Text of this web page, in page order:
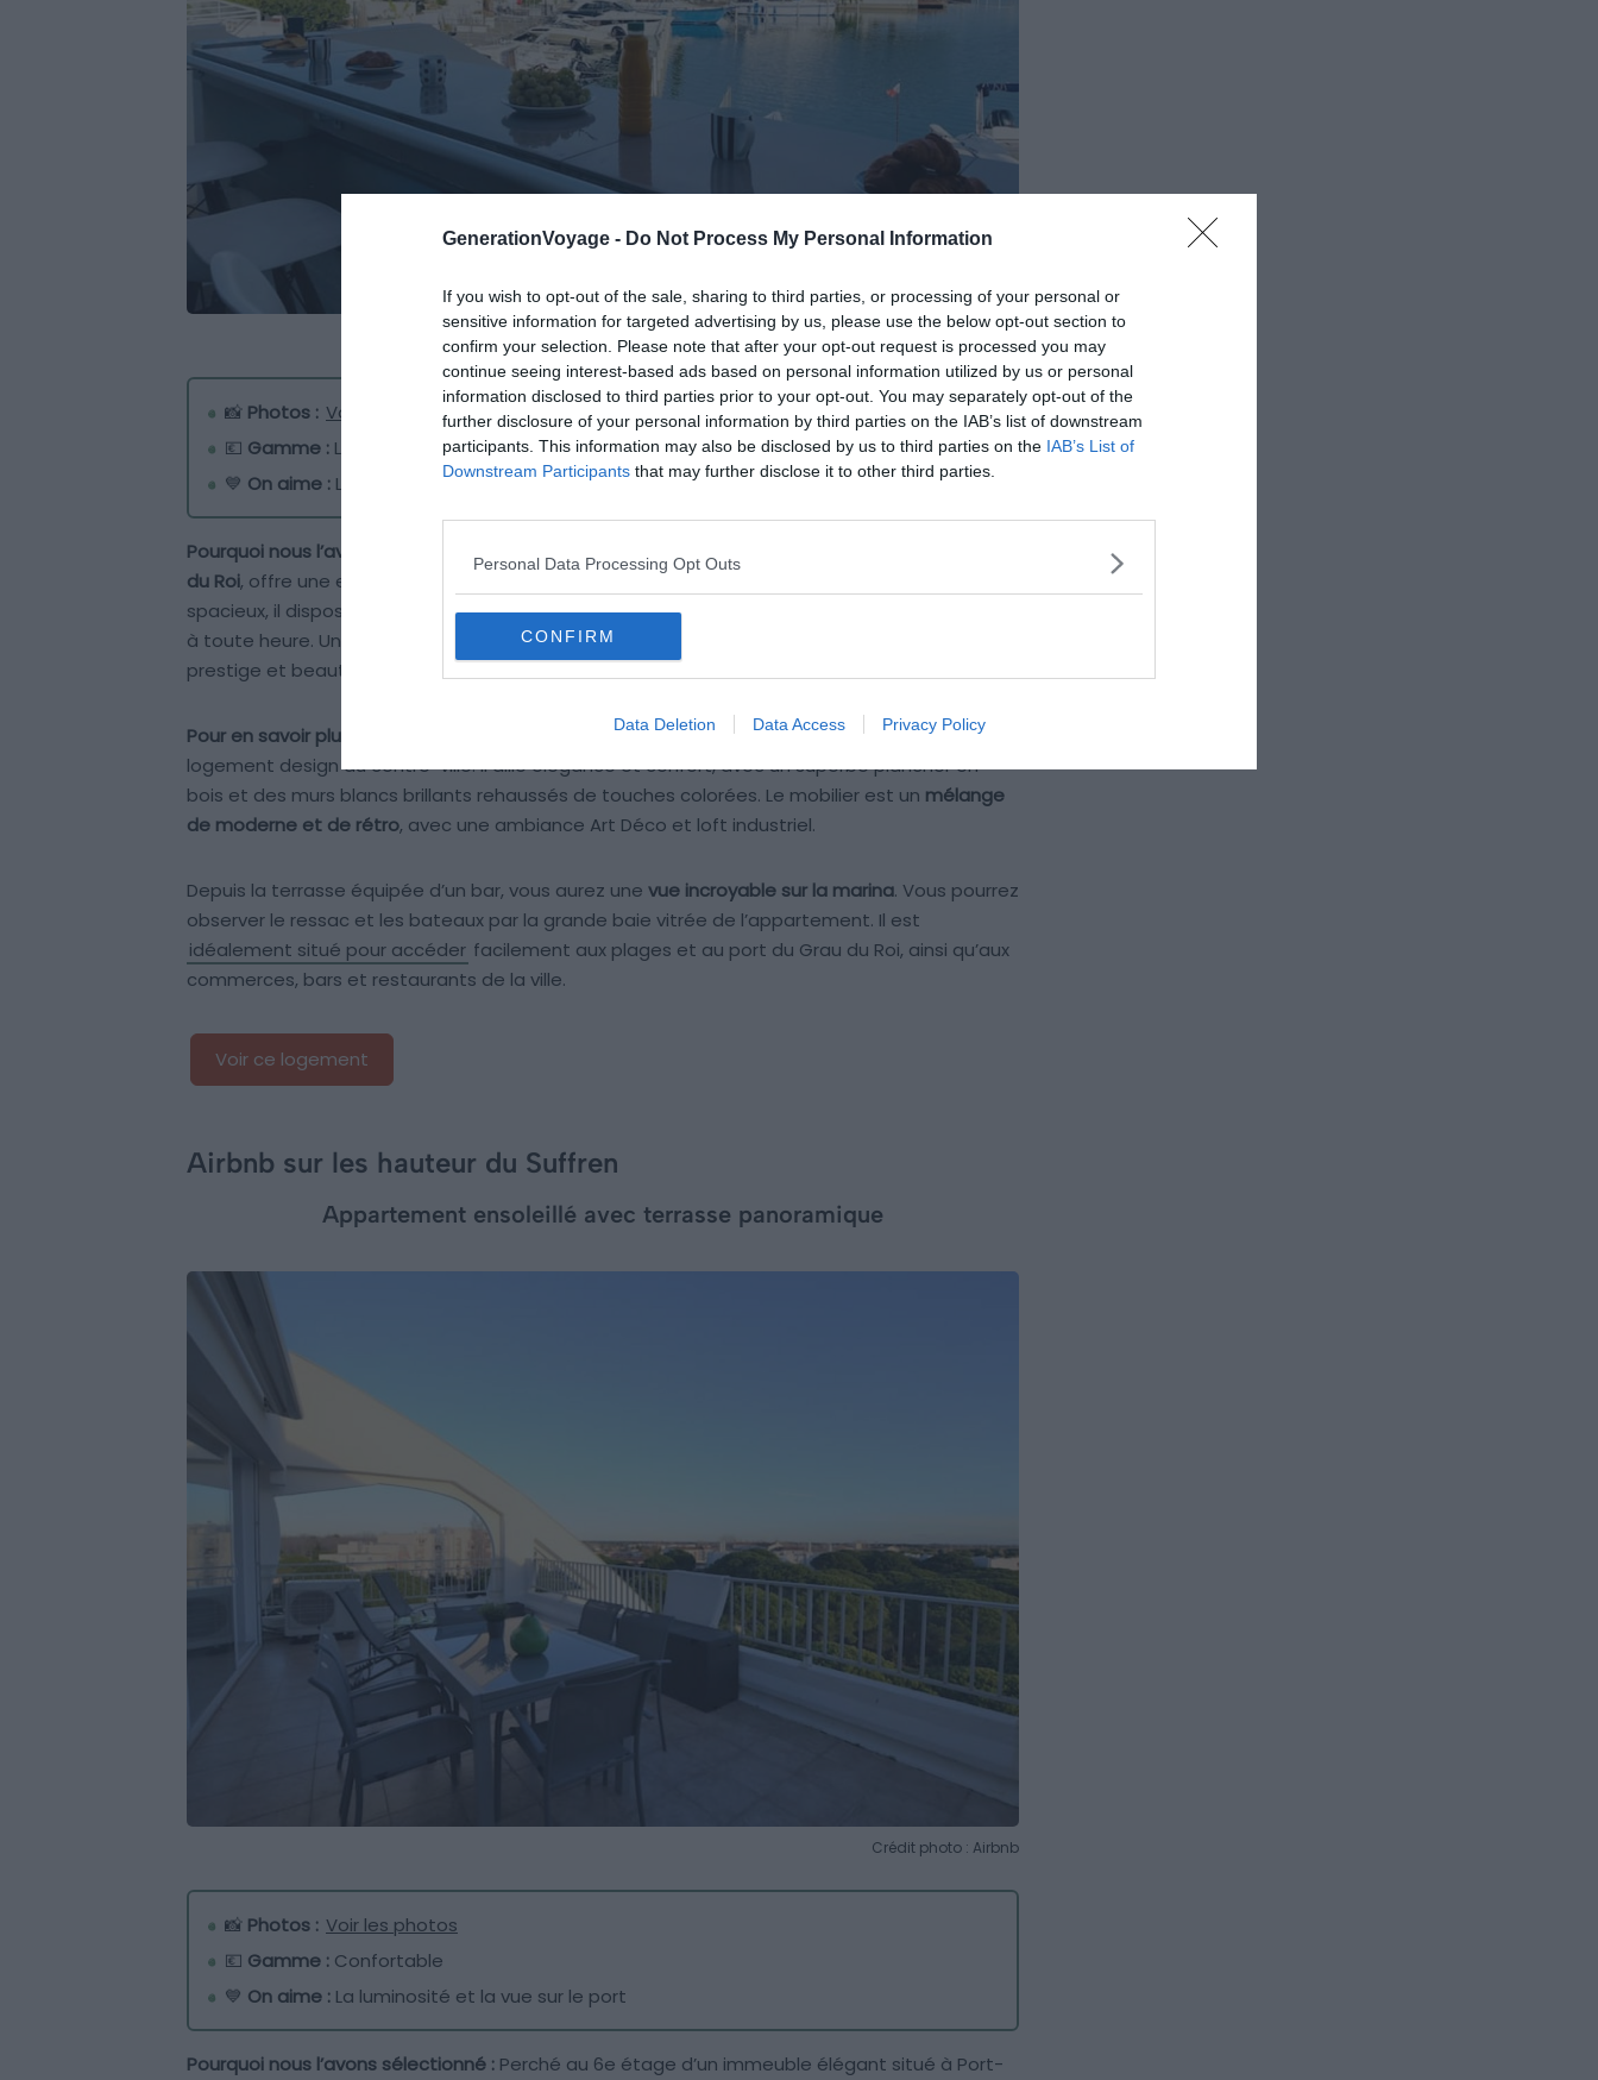
GenerationVoyage - Do Not Process My Personal Information
If you wish to opt-out of the sale, sharing to third parties, or processing of your personal or
sensitive information for targeted advertising by us, please use the below opt-out section to
confirm your selection. Please note that after your opt-out request is processed you may
continue seeing interest-based ads based on personal information utilized by us or personal
information disclosed to third parties prior to your opt-out. You may separately opt-out of the
further disclosure of your personal information by third parties on the IAB’s list of downstream
participants. This information may also be disclosed by us to third parties on the IAB’s List of
Downstream Participants that may further disclose it to other third parties.
Personal Data Processing Opt Outs
CONFIRM
Data Deletion Data Access Privacy Policy
Crédit photo : Airbnb
📸 Photos : Voir les photos
💶 Gamme : Luxueux
💙 On aime : La vue sur la marina et la décoration rétro
Pourquoi nous l’avons sélectionné :
du Roi, offre une expérience de vie luxueuse et confortable. En plus de son design moderne et
spacieux, il dispose d’un espace privé en bord de mer et bénéficie ainsi d’une vue imprenable
à toute heure. Un véritable havre de paix pour ceux qui cherchent à combiner détente,
prestige et beauté naturelle.
Pour en savoir plus : Airbnb avec vue mer
au Grau du Roi, jetez un œil à ce
logement design au centre-ville. Il allie élégance et confort, avec un superbe plancher en
bois et des murs blancs brillants rehaussés de touches colorées. Le mobilier est un mélange
de moderne et de rétro, avec une ambiance Art Déco et loft industriel.
Depuis la terrasse équipée d’un bar, vous aurez une vue incroyable sur la marina. Vous pourrez
observer le ressac et les bateaux par la grande baie vitrée de l’appartement. Il est
idéalement situé pour accéder facilement aux plages et au port du Grau du Roi, ainsi qu’aux
commerces, bars et restaurants de la ville.
Voir ce logement
Airbnb sur les hauteur du Suffren
Appartement ensoleillé avec terrasse panoramique
Crédit photo : Airbnb
📸 Photos : Voir les photos
💶 Gamme : Confortable
💙 On aime : La luminosité et la vue sur le port
Pourquoi nous l’avons sélectionné : Perché au 6e étage d’un immeuble élégant situé à Port-